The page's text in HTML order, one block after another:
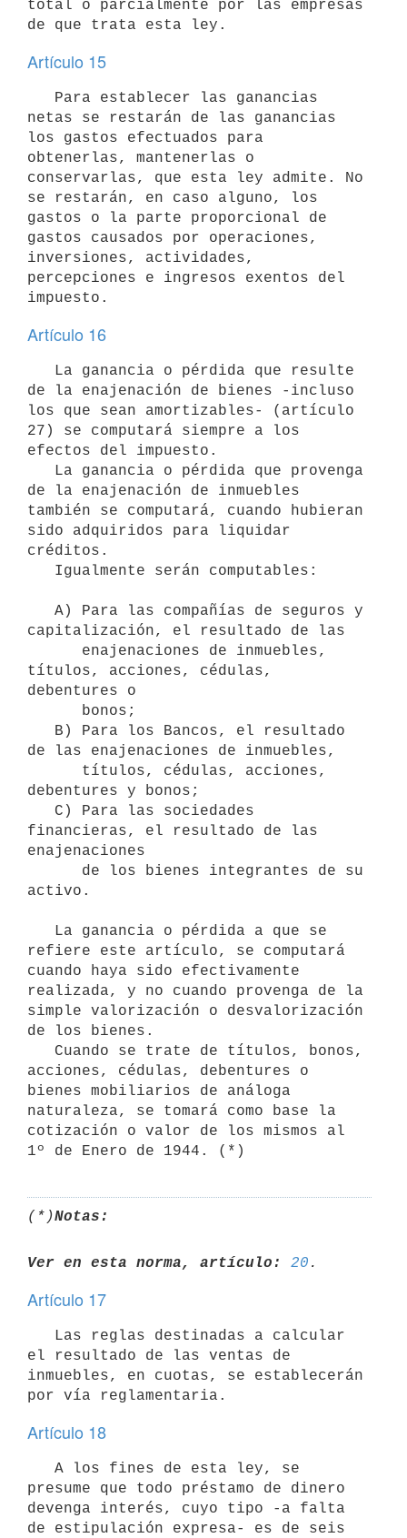
total o parcialmente por las empresas
Artículo 15
netas se restarán de las ganancias
los gastos efectuados para
obtenerlas, mantenerlas o
conservarlas, que esta ley admite. No
se restarán, en caso alguno, los
gastos o la parte proporcional de
gastos causados por operaciones,
inversiones, actividades,
percepciones e ingresos exentos del
Artículo 16
de la enajenación de bienes -incluso
los que sean amortizables- (artículo
27) se computará siempre a los
efectos del impuesto.
de la enajenación de inmuebles
también se computará, cuando hubieran
sido adquiridos para liquidar
créditos.
capitalización, el resultado de las
títulos, acciones, cédulas,
debentures o
de las enajenaciones de inmuebles,
debentures y bonos;
financieras, el resultado de las
enajenaciones
activo.
refiere este artículo, se computará
cuando haya sido efectivamente
realizada, y no cuando provenga de la
simple valorización o desvalorización
de los bienes.
acciones, cédulas, debentures o
bienes mobiliarios de análoga
naturaleza, se tomará como base la
cotización o valor de los mismos al
(*)Notas:
Ver en esta norma, artículo: 20
Artículo 17
el resultado de las ventas de
inmuebles, en cuotas, se establecerán
Artículo 18
presume que todo préstamo de dinero
devenga interés, cuyo tipo -a falta
de estipulación expresa- es de seis